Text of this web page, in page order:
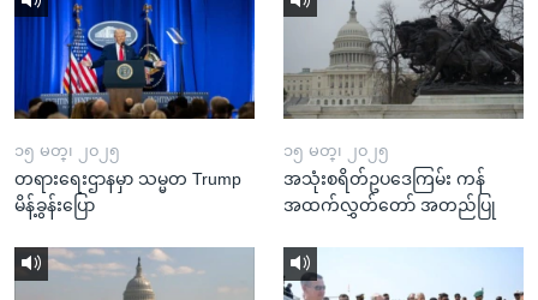
၁၅ မတ္၊ ၂၀၂၅
တရားရေးဌာနမှာ သမ္မတ Trump
မိန့်ခွန်းပြော
၁၅ မတ္၊ ၂၀၂၅
အသုံးစရိတ်ဥပဒေကြမ်း ကန်
အထက်လွှတ်တော် အတည်ပြု